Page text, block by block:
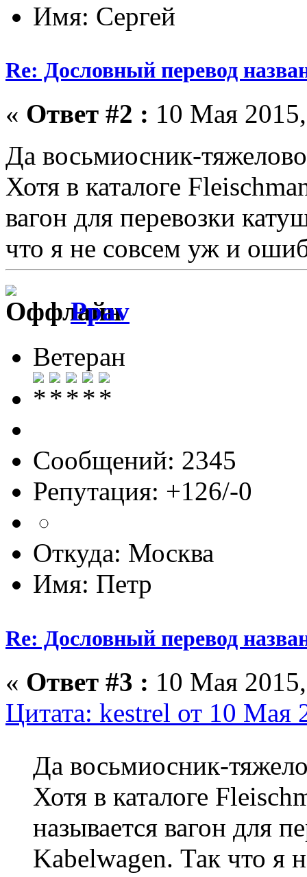
Имя: Сергей
Re: Дословный перевод
« Ответ #2 : 10 Мая
Да восьмиосник-
Хотя в каталоге
вагон для перевозки
что я не совсем уж и
Ppav
Ветеран
Сообщений: 2345
Репутация: +126/-0
Откуда: Москва
Имя: Петр
Re: Дословный перевод
« Ответ #3 : 10 Мая
Цитата: kestrel от 10 Мая
Да восьмиосник-
Хотя в каталоге
называется вагон для
Kabelwagen. Так что я